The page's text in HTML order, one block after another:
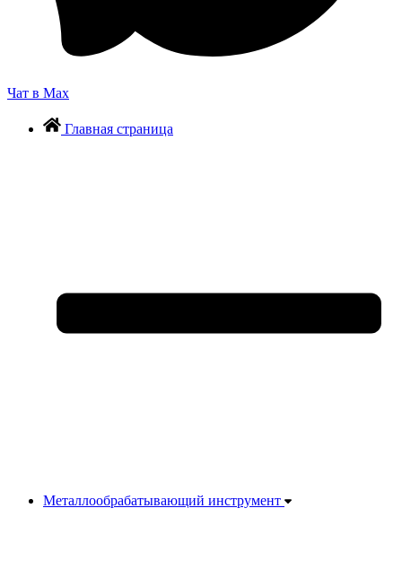
Чат в Max
Главная страница
Металлообрабатывающий инструмент